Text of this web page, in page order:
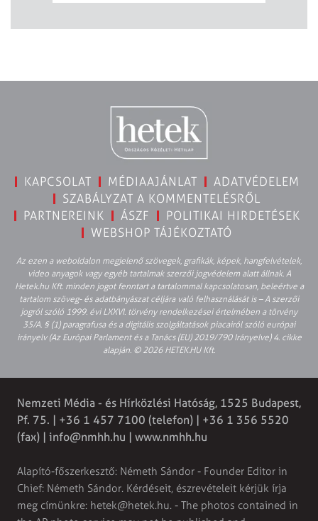
KAPCSOLAT MÉDIAAJÁNLAT
ADATVÉDELEM
SZABÁLYZAT A KOMMENTELÉSRŐL
PARTNEREINK
ÁSZF
POLITIKAI HIRDETÉSEK
WEBSHOP TÁJÉKOZTATÓ
Az ezen a weboldalon megjelenő szövegek, grafikák, képek, hangfelvételek,
video anyagok vagy egyéb tartalmak szerzői jogvédelem alatt állnak. A
Hetek.hu Kft. minden jogot fenntart a tartalommal kapcsolatosan, beleértve a
tartalom szöveg- és adatbányászat céljára való felhasználását is – A szerzői
jogról szóló 1999. évi LXXVI. törvény rendelkezései értelmében a törvény
35/A. § (1) paragrafusa és a digitális szolgáltatások piacairól szóló európai
irányelv (Az Európai Parlament és a Tanács (EU) 2019/790 Irányelve) 4. cikke
alapján. © 2026 HETEK.HU Kft.
Nemzeti Média - és Hírközlési Hatóság, 1525 Budapest,
Pf. 75. | +36 1 457 7100 (telefon) | +36 1 356 5520
(fax) | info@nmhh.hu | www.nmhh.hu
Alapító-főszerkesztő: Németh Sándor - Founder Editor in
Chief: Németh Sándor. Kérdéseit, észrevételeit kérjük írja
meg címünkre: hetek@hetek.hu. - The photos contained in